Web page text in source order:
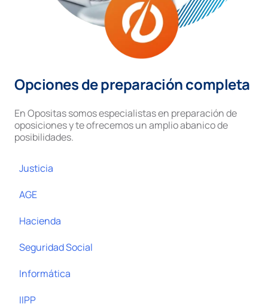
Opciones de preparación completa
En Opositas somos especialistas en preparación de
oposiciones y te ofrecemos un amplio abanico de
posibilidades.
Justicia
AGE
Hacienda
Seguridad Social
Informática
IIPP